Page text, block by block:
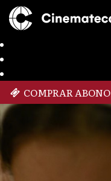
COMPRAR ABONO